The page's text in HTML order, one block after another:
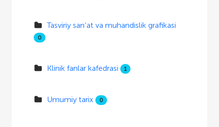
Tasviriy san’at va muhandislik grafikasi
0
Klinik fanlar kafedrasi 1
Umumiy tarix 0